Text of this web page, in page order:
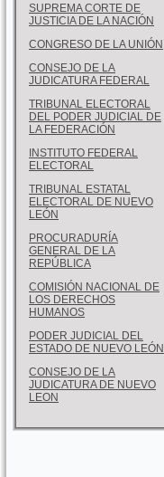
SUPREMA CORTE DE
JUSTICIA DE LA NACIÓN
CONGRESO DE LA UNIÓN
CONSEJO DE LA
JUDICATURA FEDERAL
TRIBUNAL ELECTORAL
DEL PODER JUDICIAL DE
LA FEDERACIÓN
INSTITUTO FEDERAL
ELECTORAL
TRIBUNAL ESTATAL
ELECTORAL DE NUEVO
LEÓN
PROCURADURÍA
GENERAL DE LA
REPÚBLICA
COMISIÓN NACIONAL DE
LOS DERECHOS
HUMANOS
PODER JUDICIAL DEL
ESTADO DE NUEVO LEÓN
CONSEJO DE LA
JUDICATURA DE NUEVO
LEON